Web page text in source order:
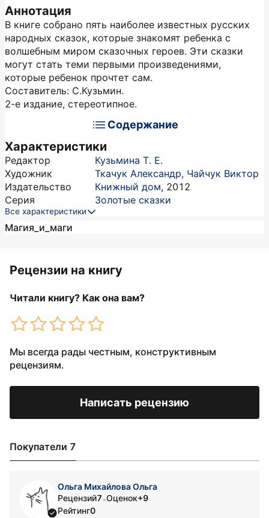
Аннотация
В книге собрано пять наиболее известных русских
народных сказок, которые знакомят ребенка с
волшебным миром сказочных героев. Эти сказки
могут стать теми первыми произведениями,
которые ребенок прочтет сам.
Составитель: С.Кузьмин.
2-е издание, стереотипное.
Содержание
Характеристики
Редактор
Кузьмина Т. Е.
Художник
Ткачук Александр, Чайчук Виктор
Издательство
Книжный дом, 2012
Серия
Золотые сказки
Все характеристики
Магия_и_маги
Рецензии на книгу
Читали книгу? Как она вам?
Мы всегда рады честным, конструктивным
рецензиям.
Написать рецензию
Покупатели 7
Ольга Михайлова Ольга
Рецензий7•Оценок+9
Рейтинг0